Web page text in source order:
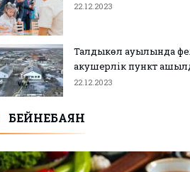
22.12.2023
Талдыкөл ауылында
акушерлік пункт
22.12.2023
БЕЙНЕБАЯН